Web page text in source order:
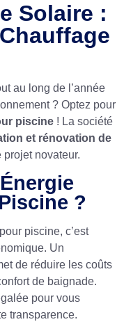
Solaire :
au long de l’année
? Optez pour
piscine ! La société
et rénovation de
novateur.
?
pour piscine, c’est
Un
de réduire les coûts
de baignade.
pour vous
transparence.